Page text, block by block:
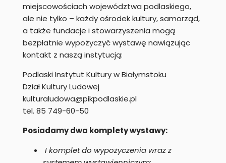
miejscowościach województwa podlaskiego,
ale nie tylko – każdy ośrodek kultury, samorząd,
a także fundacje i stowarzyszenia mogą
bezpłatnie wypożyczyć wystawę nawiązując
kontakt z naszą instytucją:
Podlaski Instytut Kultury w Białymstoku
Dział Kultury Ludowej
kulturaludowa@pikpodlaskie.pl
tel. 85 749-60-50
Posiadamy dwa komplety wystawy:
I komplet do wypożyczenia wraz z